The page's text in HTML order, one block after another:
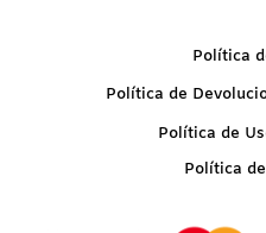
Política
Política de
Política de
Política